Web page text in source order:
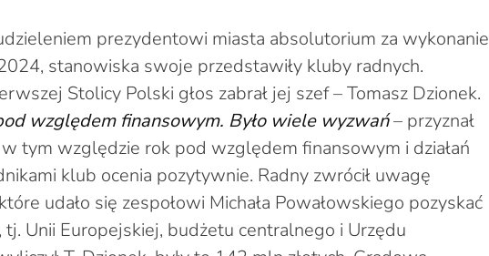
prezydentowi miasta absolutorium za wykonanie
stanowiska swoje przedstawiły kluby radnych.
Stolicy Polski głos zabrał jej szef – Tomasz Dzionek.
względem finansowym. Było wiele wyzwań– przyznał
w tym względzie rok pod względem finansowym i działań
klub ocenia pozytywnie. Radny zwrócił uwagę
udało się zespołowi Michała Powałowskiego pozyskać
tj. Unii Europejskiej, budżetu centralnego i Urzędu